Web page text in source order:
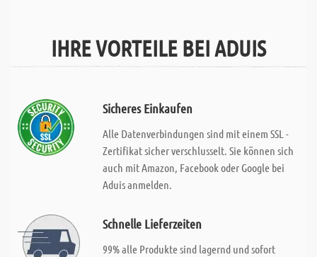
IHRE VORTEILE BEI ADUIS
Sicheres Einkaufen
Alle Datenverbindungen sind mit einem SSL -
Zertifikat sicher verschlusselt. Sie können sich
auch mit Amazon, Facebook oder Google bei
Aduis anmelden.
Schnelle Lieferzeiten
99% alle Produkte sind lagernd und sofort